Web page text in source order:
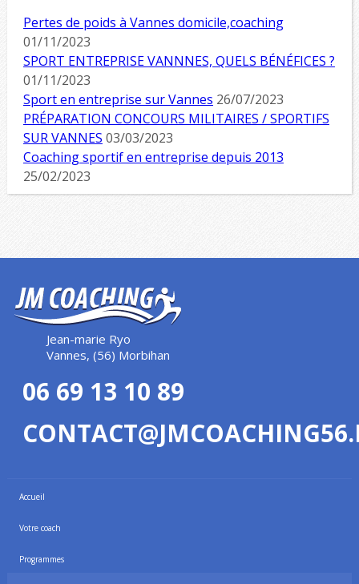
Pertes de poids à Vannes domicile,coaching
01/11/2023
SPORT ENTREPRISE VANNNES, QUELS BÉNÉFICES ?
01/11/2023
Sport en entreprise sur Vannes 26/07/2023
PRÉPARATION CONCOURS MILITAIRES / SPORTIFS
SUR VANNES 03/03/2023
Coaching sportif en entreprise depuis 2013
25/02/2023
Jean-marie Ryo
Vannes, (56) Morbihan
06 69 13 10 89
Accueil
Votre coach
Programmes